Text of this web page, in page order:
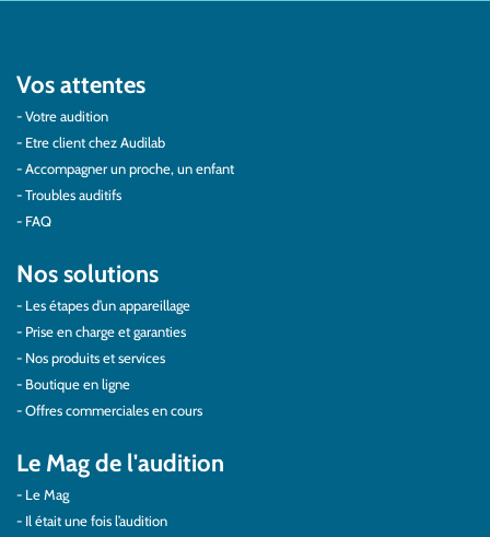
Vos attentes
Votre audition
Etre client chez Audilab
Accompagner un proche, un enfant
Troubles auditifs
FAQ
Nos solutions
Les étapes d’un appareillage
Prise en charge et garanties
Nos produits et services
Boutique en ligne
Offres commerciales en cours
Le Mag de l'audition
Le Mag
Il était une fois l’audition